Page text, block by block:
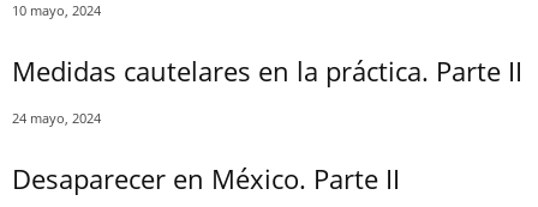
10 mayo, 2024
Medidas cautelares en la práctica. Parte II
24 mayo, 2024
Desaparecer en México. Parte II